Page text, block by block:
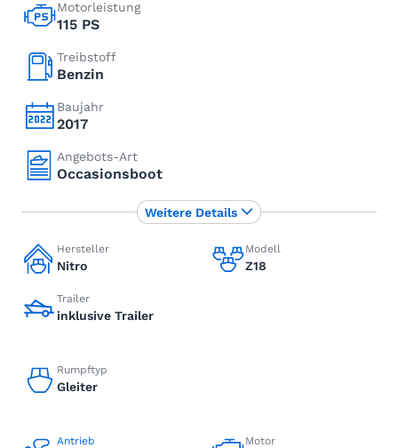
Motorleistung
115 PS
Treibstoff
Benzin
Baujahr
2017
Angebots-Art
Occasionsboot
Hersteller
Nitro
Modell
Z18
Trailer
inklusive Trailer
Rumpftyp
Gleiter
Antrieb Motor
Weitere Details